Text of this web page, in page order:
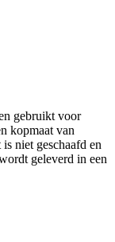
gebruikt voor
kopmaat van
niet geschaafd en
geleverd in een